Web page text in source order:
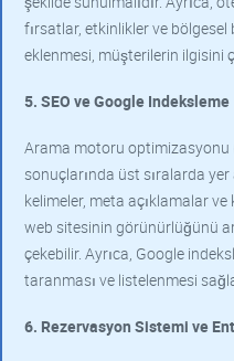
fırsatlar, etkinlikler ve
eklenmesi, müşterilerin ilgisini
5. SEO ve Google Indeksleme
Arama motoru optimizasyonu
sonuçlarında üst sıralarda
kelimeler, meta açıklamalar ve
web sitesinin görünürlüğünü
çekebilir. Ayrıca, Google
taranması ve listelenmesi
6. Rezervasyon Sistemi ve